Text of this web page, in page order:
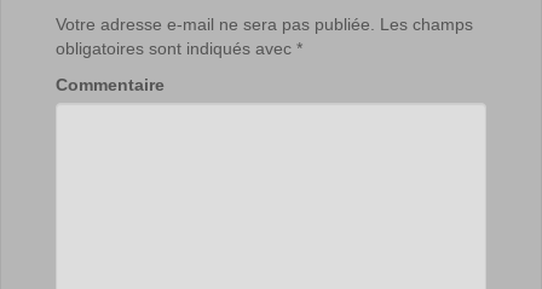
Votre adresse e-mail ne sera pas publiée.
Les champs
obligatoires sont indiqués avec *
Commentaire